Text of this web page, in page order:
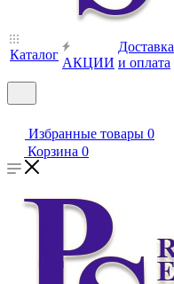
Каталог
АКЦИИ
Доставка
и оплата
Избранные товары 0
Корзина 0